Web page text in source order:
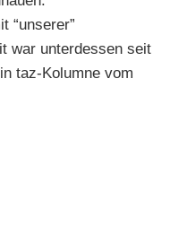
“unserer”
war unterdessen seit
taz-Kolumne vom